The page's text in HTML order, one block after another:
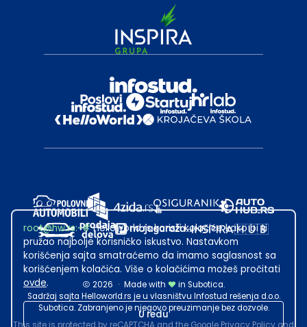
2026 · Made with
in Subotica.
Sadržaj sajta Helloworld.rs je u vlasništvu Infostud rešenja d.o.o.
Subotica. Zabranjeno je njegovo preuzimanje bez dozvole.
root@hw.rs:~#Helloworld.rs koristi kolačiće kako bi ti
pružao najbolje korisničko iskustvo. Nastavkom
korišćenja sajta smatraćemo da imamo saglasnost sa
korišćenjem kolačića. Više o kolačićima možeš pročitati
ovde.
U redu